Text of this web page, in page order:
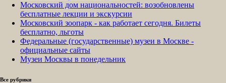
Московский дом национальностей: возобновлены
бесплатные лекции и экскурсии
Московский зоопарк - как работает сегодня. Билеты
бесплатно, льготы
Федеральные (государственные) музеи в Москве -
официальные сайты
Музеи Москвы в понедельник
Все рубрики